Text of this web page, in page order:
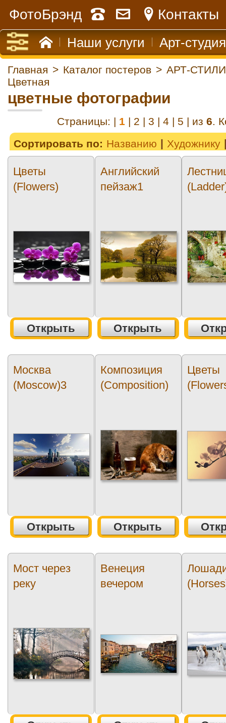
ФотоБрэнд Контакты
Наши услуги Арт-студия
Главная > Каталог постеров > АРТ-СТИЛИ
Цветная
цветные фотографии
Страницы: | 1 | 2 | 3 | 4 | 5 | из 6.
Сортировать по: Названию Художнику
Цветы
(Flowers)
Открыть
Английский
пейзаж1
Открыть
Москва
(Moscow)3
Открыть
Композиция
(Composition)
Открыть
Цветы
Мост через
реку
Венеция
вечером